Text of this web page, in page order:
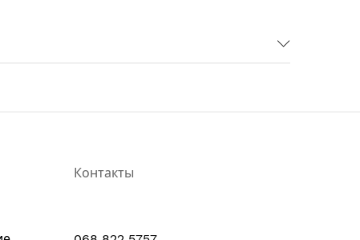
В или 24 В емкостью 20 Ач и выше
Контакты